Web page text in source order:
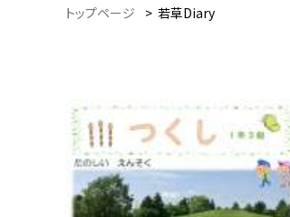
トップページ > 若草Diary